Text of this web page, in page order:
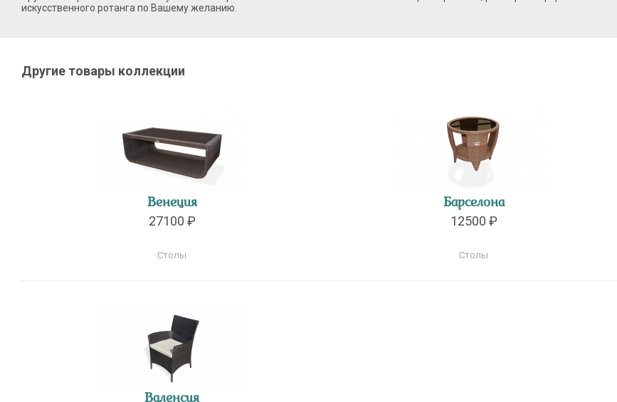
искусственного ротанга по Вашему желанию.
Другие товары коллекции
Венеция
27100 ₽
Столы
Барселона
12500 ₽
Столы
Валенсия